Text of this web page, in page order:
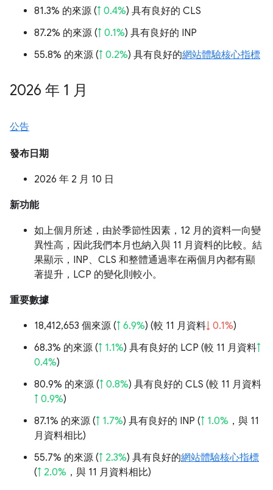
81.3% 的來源 (↑ 0.4%) 具有良好的 CLS
87.2% 的來源 (↑ 0.1%) 具有良好的 INP
55.8% 的來源 (↑ 0.2%) 具有良好的網站體驗核心指標
2026 年 1 月
公告
發布日期
2026 年 2 月 10 日
新功能
如上個月所述，由於季節性因素，12 月的資料一向變
異性高，因此我們本月也納入與 11 月資料的比較。結
果顯示，INP、CLS 和整體通過率在兩個月內都有顯
著提升，LCP 的變化則較小。
重要數據
18,412,653 個來源 (↑ 6.9%) (較 11 月資料↓ 0.1%)
68.3% 的來源 (↑ 1.1%) 具有良好的 LCP (較 11 月資料↑
0.4%)
80.9% 的來源 (↑ 0.8%) 具有良好的 CLS (較 11 月資料
↑ 0.9%)
87.1% 的來源 (↑ 1.7%) 具有良好的 INP (↑ 1.0% ，與 11
月資料相比)
55.7% 的來源 (↑ 2.3%) 具有良好的網站體驗核心指標
(↑ 2.0% ，與 11 月資料相比)